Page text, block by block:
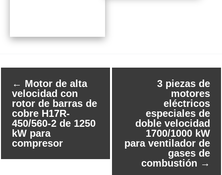
← Motor de alta
velocidad con
rotor de barras de
cobre H17R-
450/560-2 de 1250
kW para
compresor
3 piezas de
motores
eléctricos
especiales de
doble velocidad
1700/1000 kW
para ventilador de
gases de
combustión →